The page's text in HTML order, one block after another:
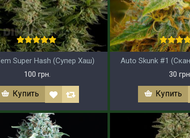
Super Hash (Супер Хаш)
100 грн.
Купить
Auto Skunk #1
30
Купить